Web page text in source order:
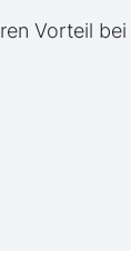
Vorteil bei